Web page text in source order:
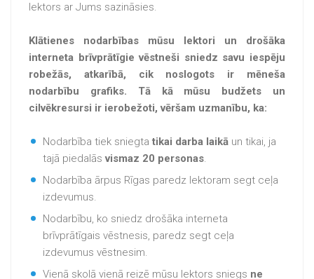
lektors ar Jums sazināsies.
Klātienes nodarbības mūsu lektori un drošāka
interneta brīvprātīgie vēstneši sniedz savu iespēju
robežās, atkarībā, cik noslogots ir mēneša
nodarbību grafiks. Tā kā mūsu budžets un
cilvēkresursi ir ierobežoti, vēršam uzmanību, ka:
Nodarbība tiek sniegta tikai darba laikā un tikai, ja
tajā piedalāsvismaz 20 personas.
Nodarbība ārpus Rīgas paredz lektoram segt ceļa
izdevumus.
Nodarbību, ko sniedz drošāka interneta
brīvprātīgais vēstnesis, paredz segt ceļa
izdevumus vēstnesim.
Vienā skolā vienā reizē mūsu lektors sniegs ne